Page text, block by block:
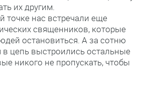
их другим.
точке нас встречали еще
священников, которые
остановиться. А за сотню
в цепь выстроились остальные
никого не пропускать, чтобы